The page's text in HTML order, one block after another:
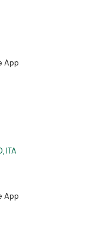
App
ITA
App